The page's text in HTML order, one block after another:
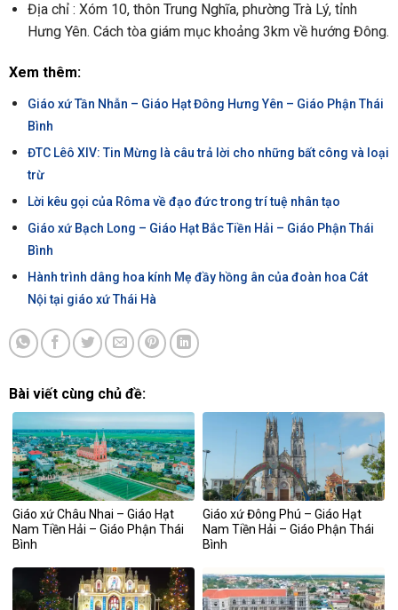
Địa chỉ : Xóm 10, thôn Trung Nghĩa, phường Trà Lý, tỉnh
Hưng Yên. Cách tòa giám mục khoảng 3km về hướng Đông.
Xem thêm:
Giáo xứ Tần Nhẫn – Giáo Hạt Đông Hưng Yên – Giáo Phận Thái
Bình
ĐTC Lêô XIV: Tin Mừng là câu trả lời cho những bất công và loại
trừ
Lời kêu gọi của Rôma về đạo đức trong trí tuệ nhân tạo
Giáo xứ Bạch Long – Giáo Hạt Bắc Tiền Hải – Giáo Phận Thái
Bình
Hành trình dâng hoa kính Mẹ đầy hồng ân của đoàn hoa Cát
Nội tại giáo xứ Thái Hà
Bài viết cùng chủ đề:
Giáo xứ Châu Nhai – Giáo Hạt
Nam Tiền Hải – Giáo Phận Thái
Bình
Giáo xứ Đông Phú – Giáo Hạt
Nam Tiền Hải – Giáo Phận Thái
Bình